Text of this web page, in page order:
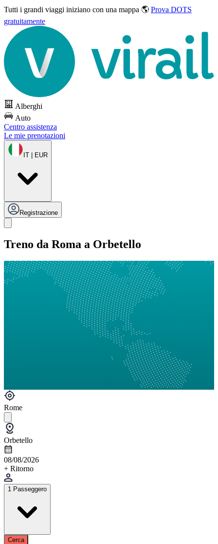
Tutti i grandi viaggi iniziano con una mappa 🌎 Prova DOTS
gratuitamente
Alberghi
Auto
Centro assistenza
Le mie prenotazioni
IT | EUR
Registrazione
Treno da Roma a Orbetello
Rome
Orbetello
08/08/2026
+ Ritorno
1 Passeggero
Cerca